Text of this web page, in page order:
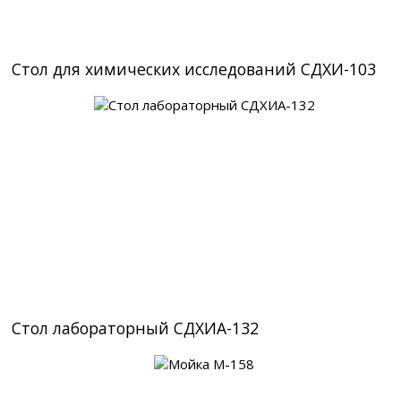
Стол для химических исследований СДХИ-103
Стол лабораторный СДХИА-132